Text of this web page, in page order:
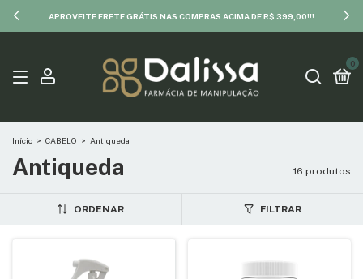
APROVEITE FRETE GRÁTIS NAS COMPRAS ACIMA DE R$ 399,00!!!
0
Início > CABELO > Antiqueda
Antiqueda 16 produtos
ORDENAR FILTRAR